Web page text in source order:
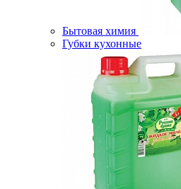
Бытовая химия
Губки кухонные